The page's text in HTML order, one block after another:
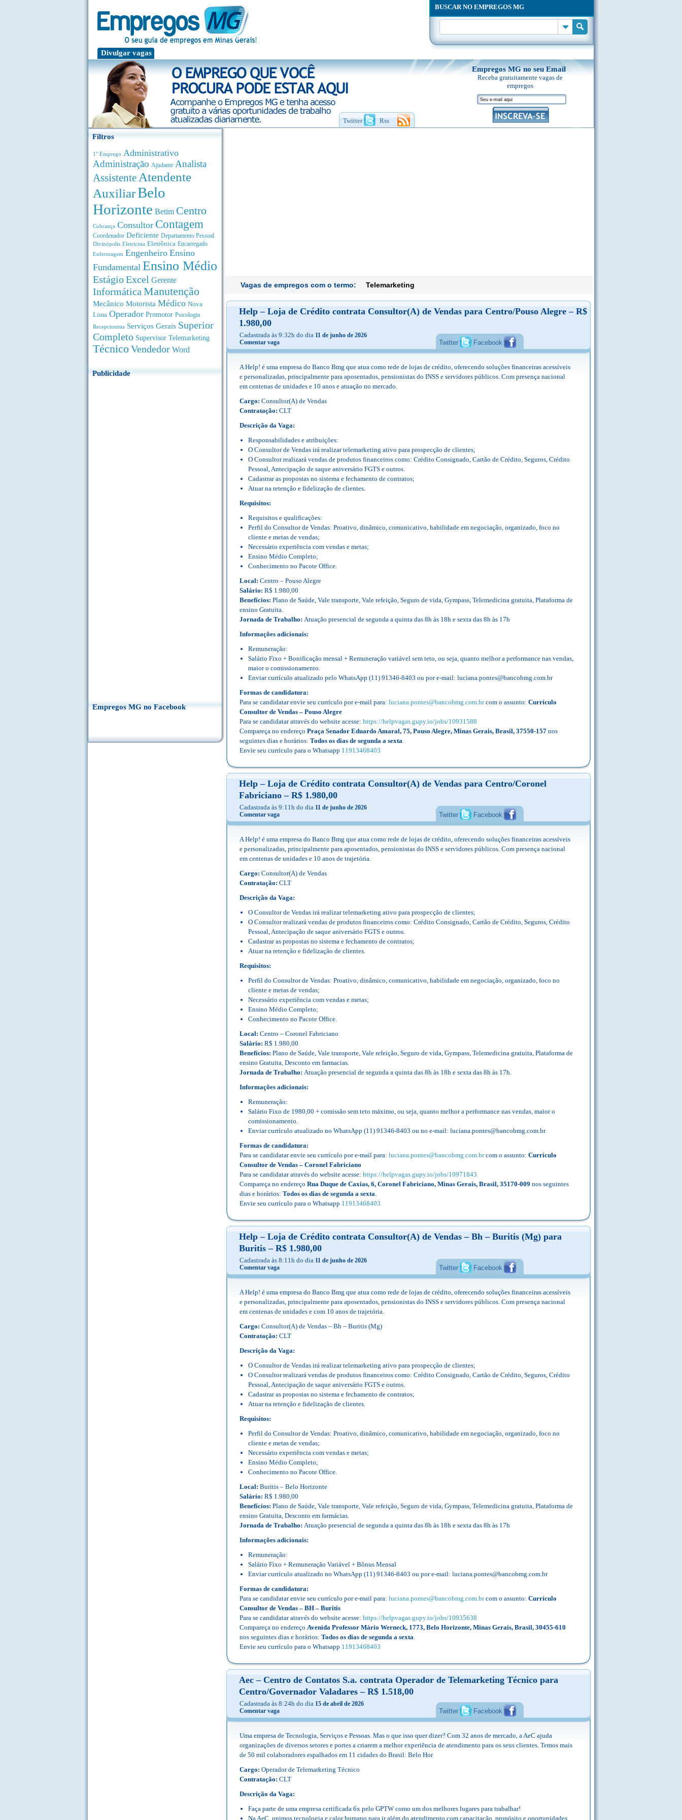
Divulgar vagas
BUSCAR NO EMPREGOS MG
Twitter Rss
Empregos MG no seu Email
Receba gratuitamente vagas de
empregos
Filtros
1° Emprego Administrativo
Administração Ajudante Analista
Assistente Atendente
AuxiliarBelo
Horizonte Betim Centro
Cobrança Consultor Contagem
Coordenador Deficiente Departamento Pessoal
Divinópolis Eletricista Eletrônica Encarregado
Enfermagem Engenheiro Ensino
Fundamental Ensino Médio
EstágioExcel Gerente
Informática Manutenção
Mecânico Motorista Médico Nova
Lima Operador Promotor Psicologia
Recepcionista Serviços Gerais Superior
Completo Supervisor Telemarketing
TécnicoVendedor Word
Publicidade
Empregos MG no Facebook
Vagas de empregos com o termo: Telemarketing
Help – Loja de Crédito contrata Consultor(A) de Vendas para Centro/Pouso Alegre – R$
1.980,00
Cadastrada às 9:32h do dia 11 de junho de 2026
Comentar vaga
Twitter Facebook
A Help! é uma empresa do Banco Bmg que atua como rede de lojas de crédito, oferecendo soluções financeiras acessíveis
e personalizadas, principalmente para aposentados, pensionistas do INSS e servidores públicos. Com presença nacional
em centenas de unidades e 10 anos e atuação no mercado.
Cargo: Consultor(A) de Vendas
Contratação: CLT
Descrição da Vaga:
Responsabilidades e atribuições:
O Consultor de Vendas irá realizar telemarketing ativo para prospecção de clientes;
O Consultor realizará vendas de produtos financeiros como: Crédito Consignado, Cartão de Crédito, Seguros, Crédito
Pessoal, Antecipação de saque aniversário FGTS e outros.
Cadastrar as propostas no sistema e fechamento de contratos;
Atuar na retenção e fidelização de clientes.
Requisitos:
Requisitos e qualificações:
Perfil do Consultor de Vendas: Proativo, dinâmico, comunicativo, habilidade em negociação, organizado, foco no
cliente e metas de vendas;
Necessário experiência com vendas e metas;
Ensino Médio Completo;
Conhecimento no Pacote Office.
Local: Centro – Pouso Alegre
Salário: R$ 1.980,00
Benefícios: Plano de Saúde, Vale transporte, Vale refeição, Seguro de vida, Gympass, Telemedicina gratuita, Plataforma de
ensino Gratuita.
Jornada de Trabalho: Atuação presencial de segunda a quinta das 8h às 18h e sexta das 8h às 17h
Informações adicionais:
Remuneração:
Salário Fixo + Bonificação mensal + Remuneração variável sem teto, ou seja, quanto melhor a performance nas vendas,
maior o comissionamento.
Enviar currículo atualizado pelo WhatsApp (11) 91346-8403 ou por e-mail: luciana.pontes@bancobmg.com.br
Formas de candidatura:
Para se candidatar envie seu currículo por e-mail para: luciana.pontes@bancobmg.com.brcom o assunto: Currículo
Consultor de Vendas – Pouso Alegre
Para se candidatar através do website acesse: https://helpvagas.gupy.io/jobs/10931588
Compareça no endereço Praça Senador Eduardo Amaral, 75, Pouso Alegre, Minas Gerais, Brasil, 37550-157 nos
seguintes dias e horários: Todos os dias de segunda a sexta.
Envie seu currículo para o Whatsapp 11913468403
Help – Loja de Crédito contrata Consultor(A) de Vendas para Centro/Coronel
Fabriciano – R$ 1.980,00
Cadastrada às 9:11h do dia 11 de junho de 2026
Comentar vaga
Twitter Facebook
A Help! é uma empresa do Banco Bmg que atua como rede de lojas de crédito, oferecendo soluções financeiras acessíveis
e personalizadas, principalmente para aposentados, pensionistas do INSS e servidores públicos. Com presença nacional
em centenas de unidades e 10 anos de trajetória.
Cargo: Consultor(A) de Vendas
Contratação: CLT
Descrição da Vaga:
O Consultor de Vendas irá realizar telemarketing ativo para prospecção de clientes;
O Consultor realizará vendas de produtos financeiros como: Crédito Consignado, Cartão de Crédito, Seguros, Crédito
Pessoal, Antecipação de saque aniversário FGTS e outros.
Cadastrar as propostas no sistema e fechamento de contratos;
Atuar na retenção e fidelização de clientes.
Requisitos:
Perfil do Consultor de Vendas: Proativo, dinâmico, comunicativo, habilidade em negociação, organizado, foco no
cliente e metas de vendas;
Necessário experiência com vendas e metas;
Ensino Médio Completo;
Conhecimento no Pacote Office.
Local: Centro – Coronel Fabriciano
Salário: R$ 1.980,00
Benefícios: Plano de Saúde, Vale transporte, Vale refeição, Seguro de vida, Gympass, Telemedicina gratuita, Plataforma de
ensino Gratuita, Desconto em farmacias.
Jornada de Trabalho: Atuação presencial de segunda a quinta das 8h às 18h e sexta das 8h às 17h.
Informações adicionais:
Remuneração:
Salário Fixo de 1980,00 + comissão sem teto máximo, ou seja, quanto melhor a performance nas vendas, maior o
comissionamento.
Enviar currículo atualizado no WhatsApp (11) 91346-8403 ou no e-mail: luciana.pontes@bancobmg.com.br
Formas de candidatura:
Para se candidatar envie seu currículo por e-mail para: luciana.pontes@bancobmg.com.brcom o assunto: Currículo
Consultor de Vendas – Coronel Fabriciano
Para se candidatar através do website acesse: https://helpvagas.gupy.io/jobs/10971843
Compareça no endereço Rua Duque de Caxias, 6, Coronel Fabriciano, Minas Gerais, Brasil, 35170-009 nos seguintes
dias e horários: Todos os dias de segunda a sexta.
Envie seu currículo para o Whatsapp 11913468403
Help – Loja de Crédito contrata Consultor(A) de Vendas – Bh – Buritis (Mg) para
Buritis – R$ 1.980,00
Cadastrada às 8:11h do dia 11 de junho de 2026
Comentar vaga
Twitter Facebook
A Help! é uma empresa do Banco Bmg que atua como rede de lojas de crédito, oferecendo soluções financeiras acessíveis
e personalizadas, principalmente para aposentados, pensionistas do INSS e servidores públicos. Com presença nacional
em centenas de unidades e com 10 anos de trajetória.
Cargo: Consultor(A) de Vendas – Bh – Buritis (Mg)
Contratação: CLT
Descrição da Vaga:
O Consultor de Vendas irá realizar telemarketing ativo para prospecção de clientes;
O Consultor realizará vendas de produtos financeiros como: Crédito Consignado, Cartão de Crédito, Seguros, Crédito
Pessoal, Antecipação de saque aniversário FGTS e outros.
Cadastrar as propostas no sistema e fechamento de contratos;
Atuar na retenção e fidelização de clientes.
Requisitos:
Perfil do Consultor de Vendas: Proativo, dinâmico, comunicativo, habilidade em negociação, organizado, foco no
cliente e metas de vendas;
Necessário experiência com vendas e metas;
Ensino Médio Completo;
Conhecimento no Pacote Office.
Local: Buritis – Belo Horizonte
Salário: R$ 1.980,00
Benefícios: Plano de Saúde, Vale transporte, Vale refeição, Seguro de vida, Gympass, Telemedicina gratuita, Plataforma de
ensino Gratuita, Desconto em farmácias.
Jornada de Trabalho: Atuação presencial de segunda a quinta das 8h às 18h e sexta das 8h às 17h
Informações adicionais:
Remuneração:
Salário Fixo + Remuneração Variável + Bônus Mensal
Enviar currículo atualizado no WhatsApp (11) 91346-8403 ou por e-mail: luciana.pontes@bancobmg.com.br
Formas de candidatura:
Para se candidatar envie seu currículo por e-mail para: luciana.pontes@bancobmg.com.brcom o assunto: Currículo
Consultor de Vendas – BH – Buritis
Para se candidatar através do website acesse: https://helpvagas.gupy.io/jobs/10935638
Compareça no endereço Avenida Professor Mário Werneck, 1773, Belo Horizonte, Minas Gerais, Brasil, 30455-610
nos seguintes dias e horários: Todos os dias de segunda a sexta.
Envie seu currículo para o Whatsapp 11913468403
Aec – Centro de Contatos S.a. contrata Operador de Telemarketing Técnico para
Centro/Governador Valadares – R$ 1.518,00
Cadastrada às 8:24h do dia 15 de abril de 2026
Comentar vaga
Twitter Facebook
Uma empresa de Tecnologia, Serviços e Pessoas. Mas o que isso quer dizer? Com 32 anos de mercado, a AeC ajuda
organizações de diversos setores e portes a criarem a melhor experiência de atendimento para os seus clientes. Temos mais
de 50 mil colaboradores espalhados em 11 cidades do Brasil: Belo Hor
Cargo: Operador de Telemarketing Técnico
Contratação: CLT
Descrição da Vaga:
Faça parte de uma empresa certificada 6x pelo GPTW como um dos melhores lugares para trabalhar!
Na AeC, unimos tecnologia e calor humano para ir além do atendimento com capacitação, propósito e oportunidades